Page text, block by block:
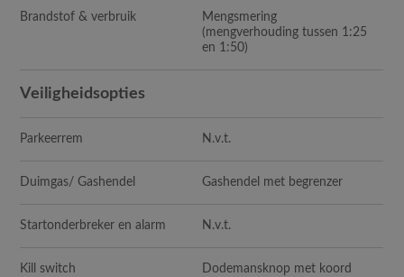
Brandstof & verbruik
Mengsmering
(mengverhouding tussen 1:25
en 1:50)
Veiligheidsopties
Parkeerrem N.v.t.
Duimgas/ Gashendel Gashendel met begrenzer
Startonderbreker en alarm N.v.t.
Kill switch Dodemansknop met koord